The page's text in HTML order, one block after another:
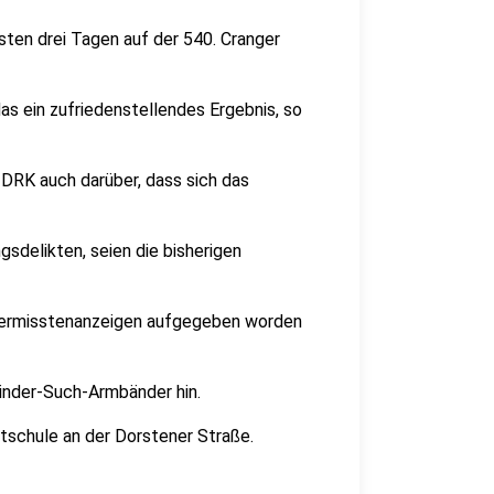
drei Tagen auf der 540. Cranger
ein zufriedenstellendes Ergebnis, so
auch darüber, dass sich das
seien die bisherigen
aufgegeben worden
Such-Armbänder hin.
an der Dorstener Straße.